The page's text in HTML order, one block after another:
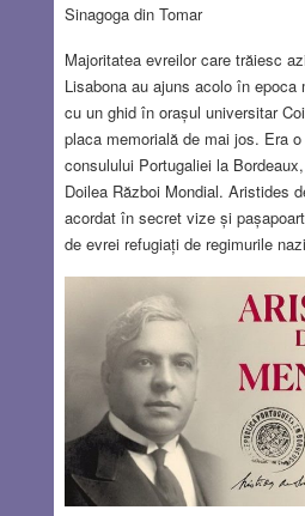
Sinagoga din Tomar
Majoritatea evreilor care trăiesc
Lisabona au ajuns acolo în epoca
cu un ghid în orașul universitar
placa memorială de mai jos. Era
consulului Portugaliei la
Doilea Război Mondial. Aristides
acordat în secret vize și
de evrei refugiați de regimurile